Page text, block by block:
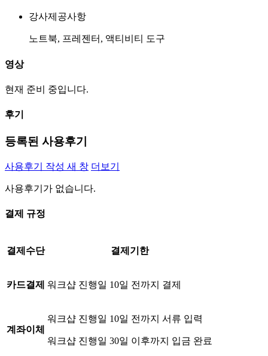
강사제공사항
노트북, 프레젠터, 액티비티 도구
영상
현재 준비 중입니다.
후기
등록된 사용후기
사용후기 작성 새 창 더보기
사용후기가 없습니다.
결제 규정
결제수단 결제기한
카드결제 워크샵 진행일 10일 전까지 결제
계좌이체
워크샵 진행일 10일 전까지 서류 입력
워크샵 진행일 30일 이후까지 입금 완료